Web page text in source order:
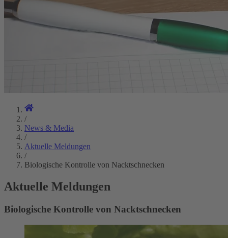
/
News & Media
/
Aktuelle Meldungen
/
Biologische Kontrolle von Nacktschnecken
Aktuelle Meldungen
Biologische Kontrolle von Nacktschnecken